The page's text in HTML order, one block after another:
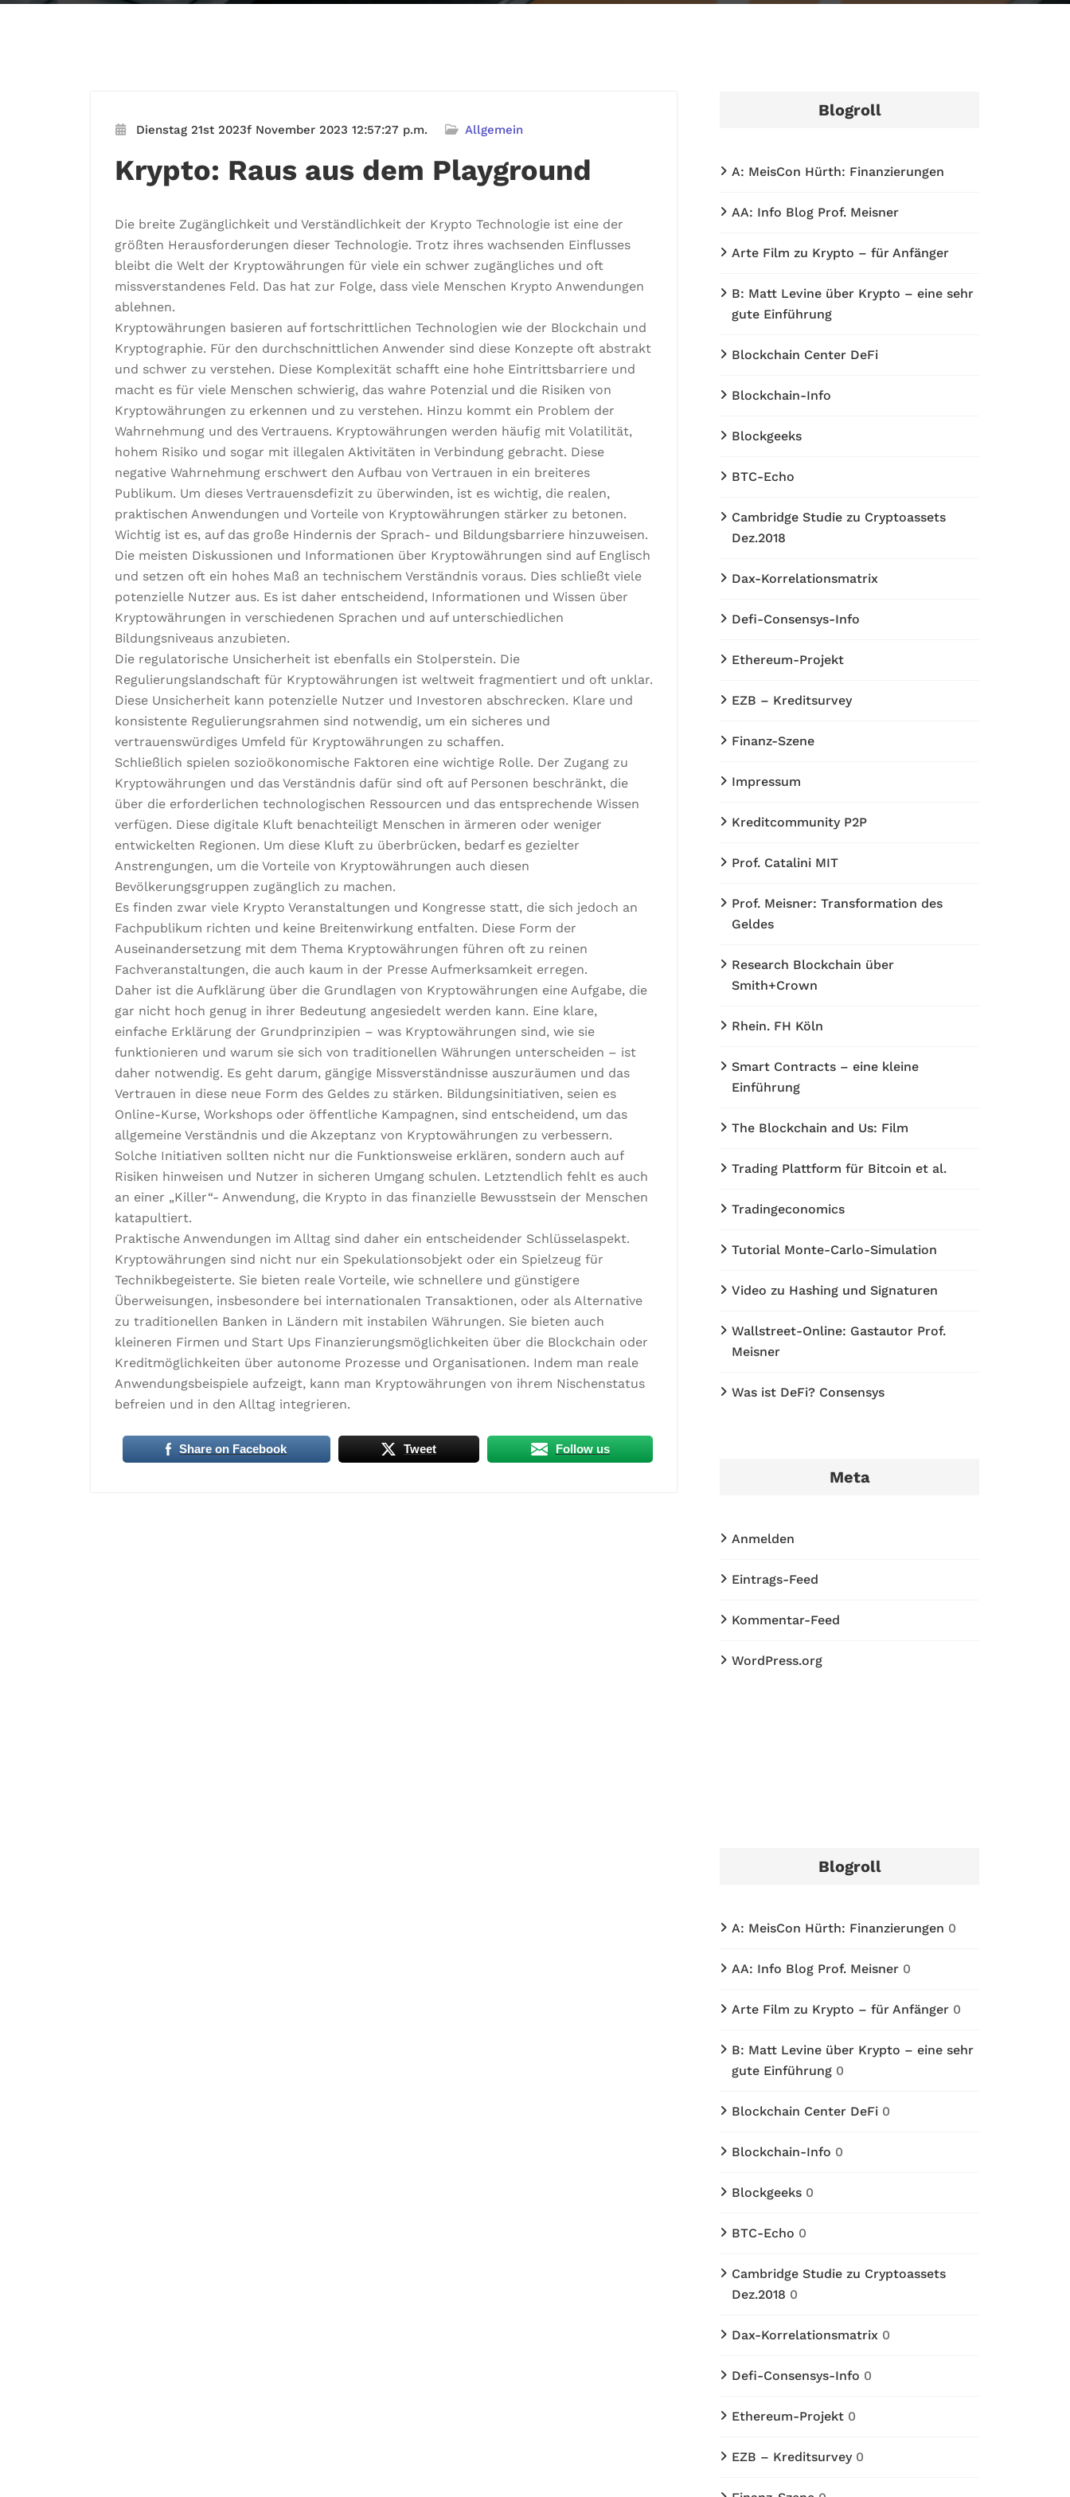
Dienstag 21st 2023f November 2023 12:57:27 p.m. Allgemein
Krypto: Raus aus dem Playground
Die breite Zugänglichkeit und Verständlichkeit der Krypto Technologie ist eine der
größten Herausforderungen dieser Technologie. Trotz ihres wachsenden Einflusses
bleibt die Welt der Kryptowährungen für viele ein schwer zugängliches und oft
missverstandenes Feld. Das hat zur Folge, dass viele Menschen Krypto Anwendungen
ablehnen.
Kryptowährungen basieren auf fortschrittlichen Technologien wie der Blockchain und
Kryptographie. Für den durchschnittlichen Anwender sind diese Konzepte oft abstrakt
und schwer zu verstehen. Diese Komplexität schafft eine hohe Eintrittsbarriere und
macht es für viele Menschen schwierig, das wahre Potenzial und die Risiken von
Kryptowährungen zu erkennen und zu verstehen. Hinzu kommt ein Problem der
Wahrnehmung und des Vertrauens. Kryptowährungen werden häufig mit Volatilität,
hohem Risiko und sogar mit illegalen Aktivitäten in Verbindung gebracht. Diese
negative Wahrnehmung erschwert den Aufbau von Vertrauen in ein breiteres
Publikum. Um dieses Vertrauensdefizit zu überwinden, ist es wichtig, die realen,
praktischen Anwendungen und Vorteile von Kryptowährungen stärker zu betonen.
Wichtig ist es, auf das große Hindernis der Sprach- und Bildungsbarriere hinzuweisen.
Die meisten Diskussionen und Informationen über Kryptowährungen sind auf Englisch
und setzen oft ein hohes Maß an technischem Verständnis voraus. Dies schließt viele
potenzielle Nutzer aus. Es ist daher entscheidend, Informationen und Wissen über
Kryptowährungen in verschiedenen Sprachen und auf unterschiedlichen
Bildungsniveaus anzubieten.
Die regulatorische Unsicherheit ist ebenfalls ein Stolperstein. Die
Regulierungslandschaft für Kryptowährungen ist weltweit fragmentiert und oft unklar.
Diese Unsicherheit kann potenzielle Nutzer und Investoren abschrecken. Klare und
konsistente Regulierungsrahmen sind notwendig, um ein sicheres und
vertrauenswürdiges Umfeld für Kryptowährungen zu schaffen.
Schließlich spielen sozioökonomische Faktoren eine wichtige Rolle. Der Zugang zu
Kryptowährungen und das Verständnis dafür sind oft auf Personen beschränkt, die
über die erforderlichen technologischen Ressourcen und das entsprechende Wissen
verfügen. Diese digitale Kluft benachteiligt Menschen in ärmeren oder weniger
entwickelten Regionen. Um diese Kluft zu überbrücken, bedarf es gezielter
Anstrengungen, um die Vorteile von Kryptowährungen auch diesen
Bevölkerungsgruppen zugänglich zu machen.
Es finden zwar viele Krypto Veranstaltungen und Kongresse statt, die sich jedoch an
Fachpublikum richten und keine Breitenwirkung entfalten. Diese Form der
Auseinandersetzung mit dem Thema Kryptowährungen führen oft zu reinen
Fachveranstaltungen, die auch kaum in der Presse Aufmerksamkeit erregen.
Daher ist die Aufklärung über die Grundlagen von Kryptowährungen eine Aufgabe, die
gar nicht hoch genug in ihrer Bedeutung angesiedelt werden kann. Eine klare,
einfache Erklärung der Grundprinzipien – was Kryptowährungen sind, wie sie
funktionieren und warum sie sich von traditionellen Währungen unterscheiden – ist
daher notwendig. Es geht darum, gängige Missverständnisse auszuräumen und das
Vertrauen in diese neue Form des Geldes zu stärken. Bildungsinitiativen, seien es
Online-Kurse, Workshops oder öffentliche Kampagnen, sind entscheidend, um das
allgemeine Verständnis und die Akzeptanz von Kryptowährungen zu verbessern.
Solche Initiativen sollten nicht nur die Funktionsweise erklären, sondern auch auf
Risiken hinweisen und Nutzer in sicheren Umgang schulen. Letztendlich fehlt es auch
an einer „Killer“- Anwendung, die Krypto in das finanzielle Bewusstsein der Menschen
katapultiert.
Praktische Anwendungen im Alltag sind daher ein entscheidender Schlüsselaspekt.
Kryptowährungen sind nicht nur ein Spekulationsobjekt oder ein Spielzeug für
Technikbegeisterte. Sie bieten reale Vorteile, wie schnellere und günstigere
Überweisungen, insbesondere bei internationalen Transaktionen, oder als Alternative
zu traditionellen Banken in Ländern mit instabilen Währungen. Sie bieten auch
kleineren Firmen und Start Ups Finanzierungsmöglichkeiten über die Blockchain oder
Kreditmöglichkeiten über autonome Prozesse und Organisationen. Indem man reale
Anwendungsbeispiele aufzeigt, kann man Kryptowährungen von ihrem Nischenstatus
befreien und in den Alltag integrieren.
Share on Facebook Tweet Follow us
Blogroll
A: MeisCon Hürth: Finanzierungen
AA: Info Blog Prof. Meisner
Arte Film zu Krypto – für Anfänger
B: Matt Levine über Krypto – eine sehr
gute Einführung
Blockchain Center DeFi
Blockchain-Info
Blockgeeks
BTC-Echo
Cambridge Studie zu Cryptoassets
Dez.2018
Dax-Korrelationsmatrix
Defi-Consensys-Info
Ethereum-Projekt
EZB – Kreditsurvey
Finanz-Szene
Impressum
Kreditcommunity P2P
Prof. Catalini MIT
Prof. Meisner: Transformation des
Geldes
Research Blockchain über
Smith+Crown
Rhein. FH Köln
Smart Contracts – eine kleine
Einführung
The Blockchain and Us: Film
Trading Plattform für Bitcoin et al.
Tradingeconomics
Tutorial Monte-Carlo-Simulation
Video zu Hashing und Signaturen
Wallstreet-Online: Gastautor Prof.
Meisner
Was ist DeFi? Consensys
Meta
Anmelden
Eintrags-Feed
Kommentar-Feed
WordPress.org
Blogroll
A: MeisCon Hürth: Finanzierungen 0
AA: Info Blog Prof. Meisner 0
Arte Film zu Krypto – für Anfänger 0
B: Matt Levine über Krypto – eine sehr
gute Einführung 0
Blockchain Center DeFi 0
Blockchain-Info 0
Blockgeeks 0
BTC-Echo 0
Cambridge Studie zu Cryptoassets
Dez.2018 0
Dax-Korrelationsmatrix 0
Defi-Consensys-Info 0
Ethereum-Projekt 0
EZB – Kreditsurvey0